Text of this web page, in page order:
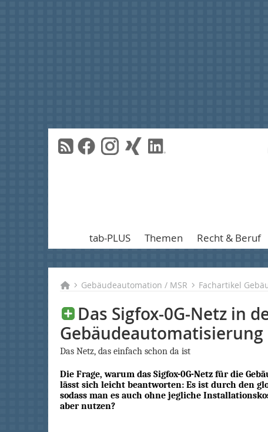
tab-PLUS Themen Recht & Beruf
Gebäudeautomation / MSR Fachartikel
Das Sigfox-0G-Netz in
Gebäudeautomatisierung
Das Netz, das einfach schon da ist
Die Frage, warum das Sigfox-0G-Netz für die
lässt sich leicht beantworten: Es ist durch den
sodass man es auch ohne jegliche
aber nutzen?